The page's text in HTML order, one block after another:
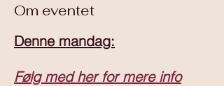
Om eventet
Denne mandag:
Følg med her for mere info